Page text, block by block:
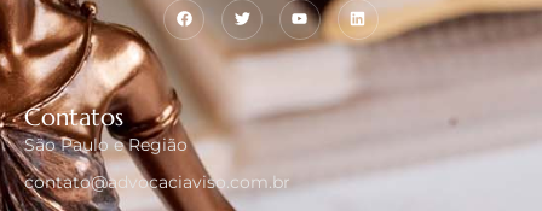
Contatos
São Paulo e Região
contato@advocaciaviso.com.br